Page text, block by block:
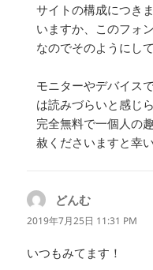
サイトの構成につき
いますか、このフォ
なのでそのようにし
モニターやデバイス
は読みづらいと感じ
完全無料で一個人の
赦くださいますと幸い
どんむ
り:
2019年7月25日 11:31 PM
いつもみてます！